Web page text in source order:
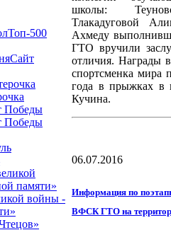
Топ-500
Сайт
Победы
Победы
войны -
школы:
Тлакадуговой
Ахмеду
ГТО вручили
отличия. Награды
спортсменка мира
года в прыжках в
Кучина.
06.07.2016
Информация по
ВФСК ГТО на